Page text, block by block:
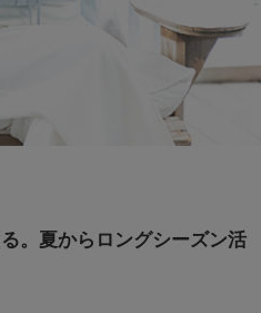
。夏からロングシーズン活